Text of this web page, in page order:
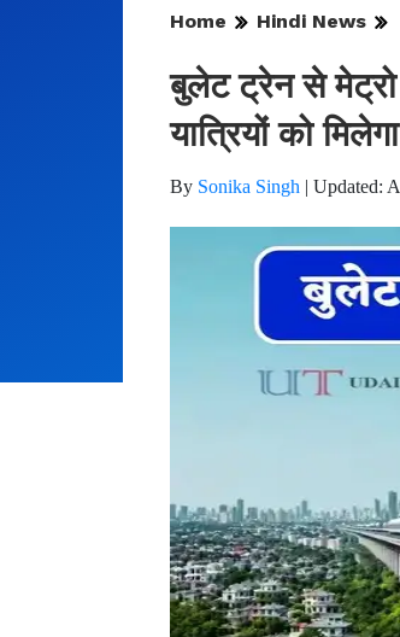
Home Hindi News
बुलेट ट्रेन से
यात्रियों को
By Sonika Singh | Updated: